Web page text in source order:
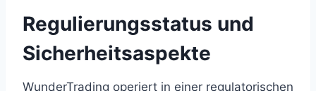
Regulierungsstatus und
Sicherheitsaspekte
WunderTrading operiert in einer regulatorischen